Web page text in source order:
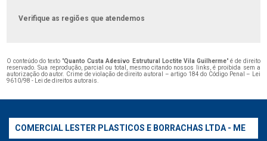
Verifique as regiões que atendemos
O conteúdo do texto "Quanto Custa Adesivo Estrutural Loctite Vila Guilherme" é de direito
reservado. Sua reprodução, parcial ou total, mesmo citando nossos links, é proibida sem a
autorização do autor. Crime de violação de direito autoral – artigo 184 do Código Penal – Lei
9610/98 - Lei de direitos autorais.
COMERCIAL LESTER PLASTICOS E BORRACHAS LTDA - ME